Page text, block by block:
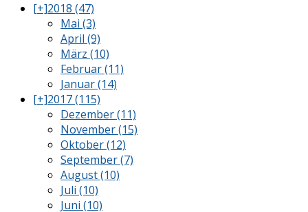
[+]2018 (47)
Mai (3)
April (9)
März (10)
Februar (11)
Januar (14)
[+]2017 (115)
Dezember (11)
November (15)
Oktober (12)
September (7)
August (10)
Juli (10)
Juni (10)